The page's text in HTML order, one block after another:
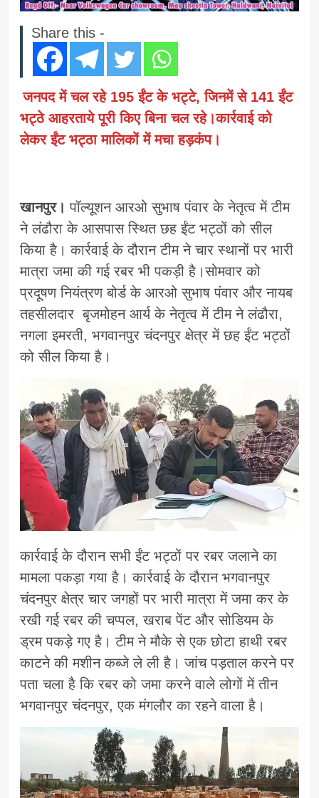
Share this -
जनपद में चल रहे 195 ईंट के भट्टे, जिनमें से 141 ईंट
भट्ठे आहरताये पूरी किए बिना चल रहे।कार्रवाई को
लेकर ईंट भट्ठा मालिकों में मचा हड़कंप।
खानपुर।पॉल्यूशन आरओ सुभाष पंवार के नेतृत्व में टीम
ने लंढौरा के आसपास स्थित छह ईंट भट्ठों को सील
किया है। कार्रवाई के दौरान टीम ने चार स्थानों पर भारी
मात्रा जमा की गई रबर भी पकड़ी है।सोमवार को
प्रदूषण नियंत्रण बोर्ड के आरओ सुभाष पंवार और नायब
तहसीलदार बृजमोहन आर्य के नेतृत्व में टीम ने लंढौरा,
नगला इमरती, भगवानपुर चंदनपुर क्षेत्र में छह ईंट भट्ठों
को सील किया है।
कार्रवाई के दौरान सभी ईंट भट्ठों पर रबर जलाने का
मामला पकड़ा गया है। कार्रवाई के दौरान भगवानपुर
चंदनपुर क्षेत्र चार जगहों पर भारी मात्रा में जमा कर के
रखी गई रबर की चप्पल, खराब पेंट और सोडियम के
ड्रम पकड़े गए है। टीम ने मौके से एक छोटा हाथी रबर
काटने की मशीन कब्जे ले ली है। जांच पड़ताल करने पर
पता चला है कि रबर को जमा करने वाले लोगों में तीन
भगवानपुर चंदनपुर, एक मंगलौर का रहने वाला है।